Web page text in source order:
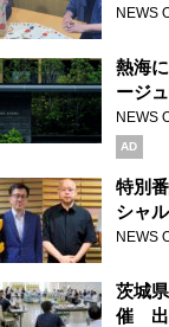
見つ
NEWS
熱海
ージ
NEWS
AD
特別
シャ
害者
NEWS
茨城
催 出